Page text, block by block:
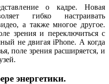
о кадре. Новая
гибко настраивать
а также многое другое.
зрения и переключиться с
не двигая iPhone. А когда
поле зрения расширяется, и
энергетики.